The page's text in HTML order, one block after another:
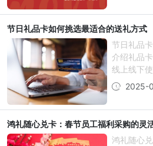
节日礼品卡如何挑选最适合的送礼方式
节日礼品
介绍礼品
线上线下使
2025-
鸿礼随心兑卡：春节员工福利采购的灵
鸿礼随心